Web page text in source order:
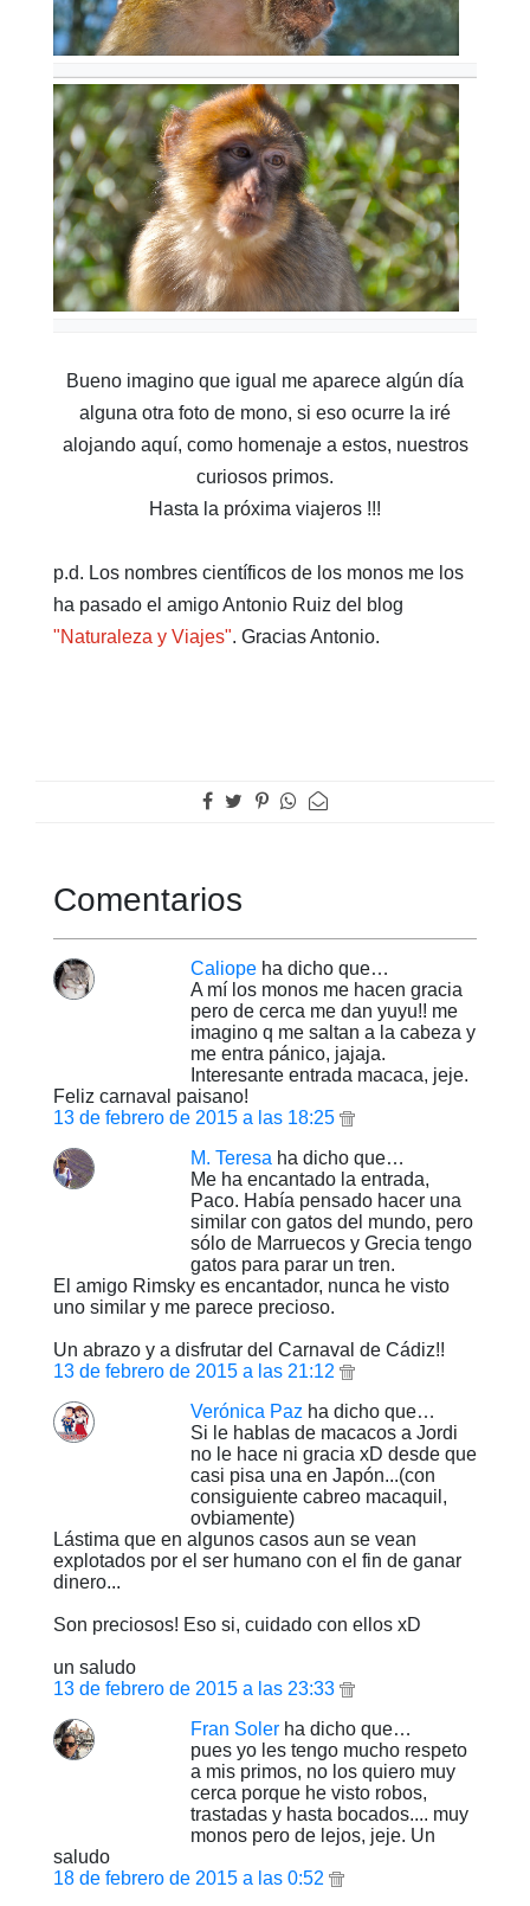
Bueno imagino que igual me aparece algún día
alguna otra foto de mono, si eso ocurre la iré
alojando aquí, como homenaje a estos, nuestros
curiosos primos.
Hasta la próxima viajeros !!!
p.d. Los nombres científicos de los monos me los
ha pasado el amigo Antonio Ruiz del blog
"Naturaleza y Viajes". Gracias Antonio.
Comentarios
Caliope ha dicho que…
A mí los monos me hacen gracia
pero de cerca me dan yuyu!! me
imagino q me saltan a la cabeza y
me entra pánico, jajaja.
Interesante entrada macaca, jeje.
Feliz carnaval paisano!
13 de febrero de 2015 a las 18:25
M. Teresa ha dicho que…
Me ha encantado la entrada,
Paco. Había pensado hacer una
similar con gatos del mundo, pero
sólo de Marruecos y Grecia tengo
gatos para parar un tren.
El amigo Rimsky es encantador, nunca he visto
uno similar y me parece precioso.
Un abrazo y a disfrutar del Carnaval de Cádiz!!
13 de febrero de 2015 a las 21:12
Verónica Paz ha dicho que…
Si le hablas de macacos a Jordi
no le hace ni gracia xD desde que
casi pisa una en Japón...(con
consiguiente cabreo macaquil,
ovbiamente)
Lástima que en algunos casos aun se vean
explotados por el ser humano con el fin de ganar
dinero...
Son preciosos! Eso si, cuidado con ellos xD
un saludo
13 de febrero de 2015 a las 23:33
Fran Soler ha dicho que…
pues yo les tengo mucho respeto
a mis primos, no los quiero muy
cerca porque he visto robos,
trastadas y hasta bocados.... muy
monos pero de lejos, jeje. Un
saludo
18 de febrero de 2015 a las 0:52